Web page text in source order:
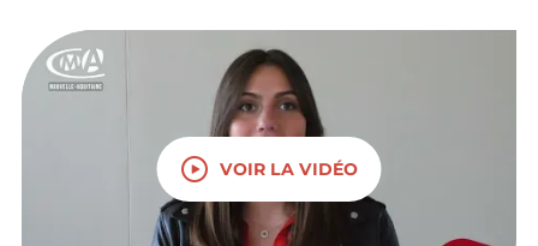
VOIR LA VIDÉO